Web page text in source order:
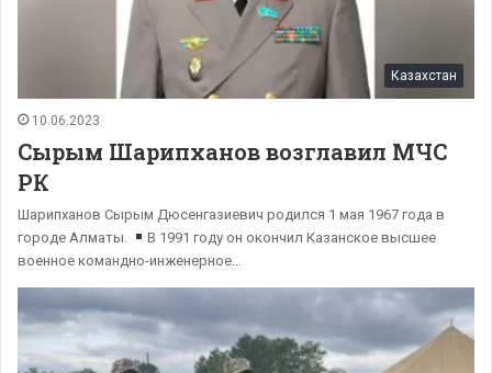
Казахстан
10.06.2023
Сырым Шарипханов возглавил МЧС
РК
Шарипханов Сырым Дюсенгазиевич родился 1 мая 1967 года в
городе Алматы.
В 1991 году он окончил Казанское высшее
военное командно-инженерное…